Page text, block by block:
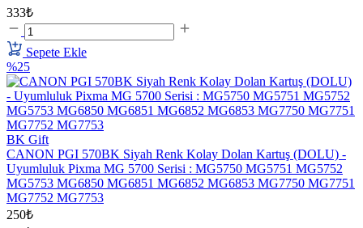
333₺
Sepete Ekle
%25
BK Gift
CANON PGI 570BK Siyah Renk Kolay Dolan Kartuş (DOLU) -
Uyumluluk Pixma MG 5700 Serisi : MG5750 MG5751 MG5752
MG5753 MG6850 MG6851 MG6852 MG6853 MG7750 MG7751
MG7752 MG7753
250₺